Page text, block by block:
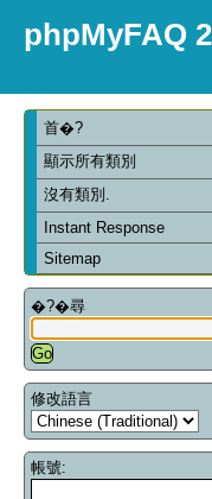
phpMyFAQ
首�?
顯示所有類別
沒有類別.
Instant Response
Sitemap
�?�尋
修改語言
帳號: